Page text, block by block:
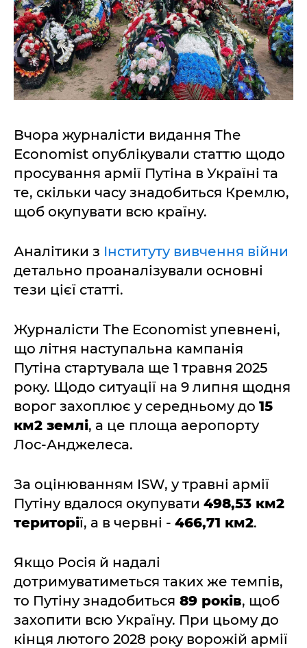
Вчора журналісти видання The
Economist опублікували статтю щодо
просування армії Путіна в Україні та
те, скільки часу знадобиться Кремлю,
щоб окупувати всю країну.
Аналітики з Інституту вивчення війни
детально проаналізували основні
тези цієї статті.
Журналісти The Economist упевнені,
що літня наступальна кампанія
Путіна стартувала ще 1 травня 2025
року. Щодо ситуації на 9 липня щодня
ворог захоплює у середньому до 15
км2 землі, а це площа аеропорту
Лос-Анджелеса.
За оцінюванням ISW, у травні армії
Путіну вдалося окупувати 498,53 км2
території, а в червні - 466,71 км2.
Якщо Росія й надалі
дотримуватиметься таких же темпів,
то Путіну знадобиться 89 років, щоб
захопити всю Україну. При цьому до
кінця лютого 2028 року ворожій армії